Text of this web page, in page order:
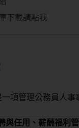
下載請點我
項管理公務員人
與任用、薪酬福利